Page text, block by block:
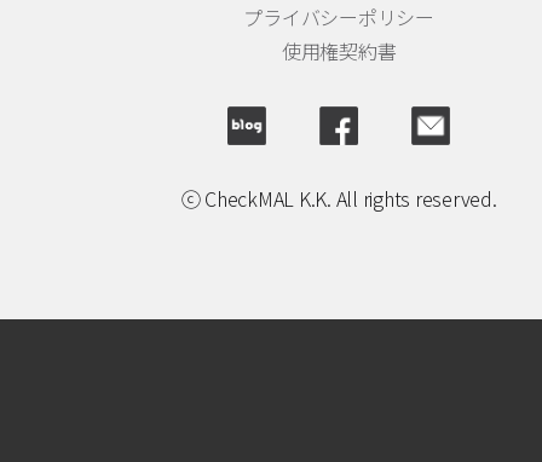
プライバシーポリシー
使用権契約書
ⓒ CheckMAL K.K. All rights reserved.